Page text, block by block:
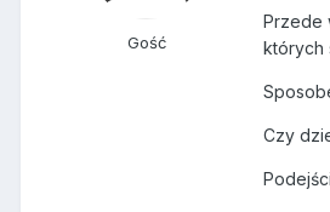
Gość
Przede
których
Czy